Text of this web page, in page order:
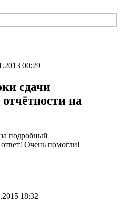
00:29
сдачи
отчётности на
подробный
Очень помогли!
18:32